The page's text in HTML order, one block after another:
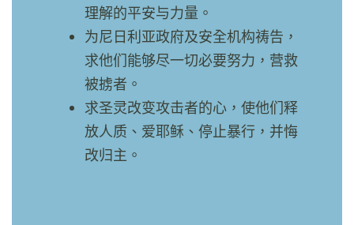
理解的平安与力量。
为尼日利亚政府及安全机构祷告，
求他们能够尽一切必要努力，营救
被掳者。
求圣灵改变攻击者的心，使他们释
放人质、爱耶稣、停止暴行，并悔
改归主。